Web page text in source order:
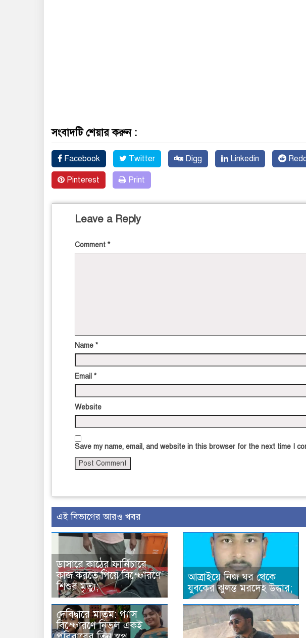
সংবাদটি শেয়ার করুন :
Facebook Twitter Digg Linkedin
Pinterest Print
Leave a Reply
Comment *
Name *
Email *
Website
Save my name, email, and website in this browser for the next time I
এই বিভাগের আরও খবর
ডাসারে কাঠের ফার্নিচারে
কাজ করতে গিয়ে বিস্ফোরণে
শিশুর মৃত্যু;
আত্রাইয়ে নিজ ঘর থেকে
যুবকের ঝুলন্ত মরদেহ উদ্ধার;
দেবিদ্বারে মাতম: গ্যাস
বিস্ফোরণে নিভল একই